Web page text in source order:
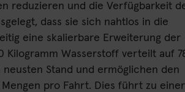
reduzieren und die Verfügbarkeit
dass sie sich nahtlos in die
eine skalierbare Erweiterung der
Kilogramm Wasserstoff verteilt auf
Stand und ermöglichen den
pro Fahrt. Dies führt zu einer